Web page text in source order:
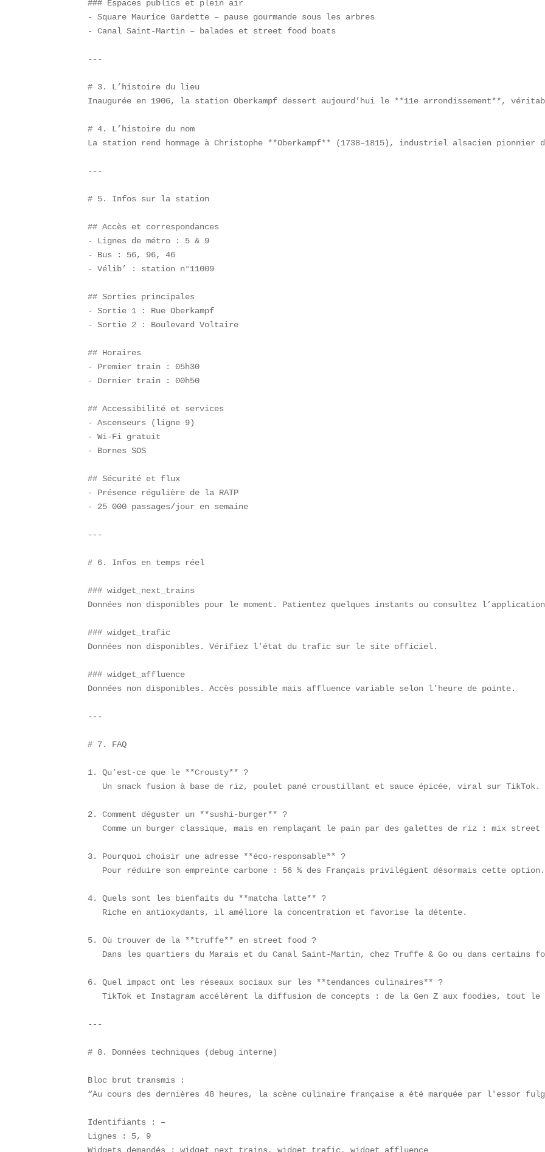
### Espaces publics et plein air
- Square Maurice Gardette – pause gourmande sous les arbres
- Canal Saint-Martin – balades et street food boats
---
# 3. L’histoire du lieu
Inaugurée en 1906, la station Oberkampf dessert aujourd’hui le **11e arrondissement**,
# 4. L’histoire du nom
La station rend hommage à Christophe **Oberkampf** (1738–1815), industriel alsacien
---
# 5. Infos sur la station
## Accès et correspondances
- Lignes de métro : 5 & 9
- Bus : 56, 96, 46
- Vélib’ : station n°11009
## Sorties principales
- Sortie 1 : Rue Oberkampf
- Sortie 2 : Boulevard Voltaire
## Horaires
- Premier train : 05h30
- Dernier train : 00h50
## Accessibilité et services
- Ascenseurs (ligne 9)
- Wi-Fi gratuit
- Bornes SOS
## Sécurité et flux
- Présence régulière de la RATP
- 25 000 passages/jour en semaine
---
# 6. Infos en temps réel
### widget_next_trains
Données non disponibles pour le moment. Patientez quelques instants ou consultez l’application
### widget_trafic
Données non disponibles. Vérifiez l’état du trafic sur le site officiel.
### widget_affluence
Données non disponibles. Accès possible mais affluence variable selon l’heure de pointe.
---
# 7. FAQ
1. Qu’est-ce que le **Crousty** ?
   Un snack fusion à base de riz, poulet pané croustillant et sauce épicée, viral sur TikTok.
2. Comment déguster un **sushi-burger** ?
Comme un burger classique, mais en remplaçant le pain par des galettes de riz : mix street
3. Pourquoi choisir une adresse **éco-responsable** ?
   Pour réduire son empreinte carbone : 56 % des Français privilégient désormais cette option.
4. Quels sont les bienfaits du **matcha latte** ?
   Riche en antioxydants, il améliore la concentration et favorise la détente.
5. Où trouver de la **truffe** en street food ?
Dans les quartiers du Marais et du Canal Saint-Martin, chez Truffe & Go ou dans certains
6. Quel impact ont les réseaux sociaux sur les **tendances culinaires** ?
TikTok et Instagram accélèrent la diffusion de concepts : de la Gen Z aux foodies, tout le
---
# 8. Données techniques (debug interne)
Bloc brut transmis :
“Au cours des dernières 48 heures, la scène culinaire française a été marquée par l'essor
Identifiants : –
Lignes : 5, 9